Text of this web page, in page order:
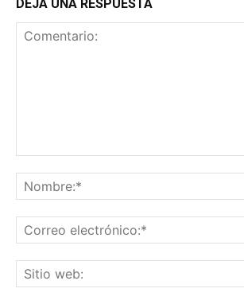
DEJA UNA RESPUESTA